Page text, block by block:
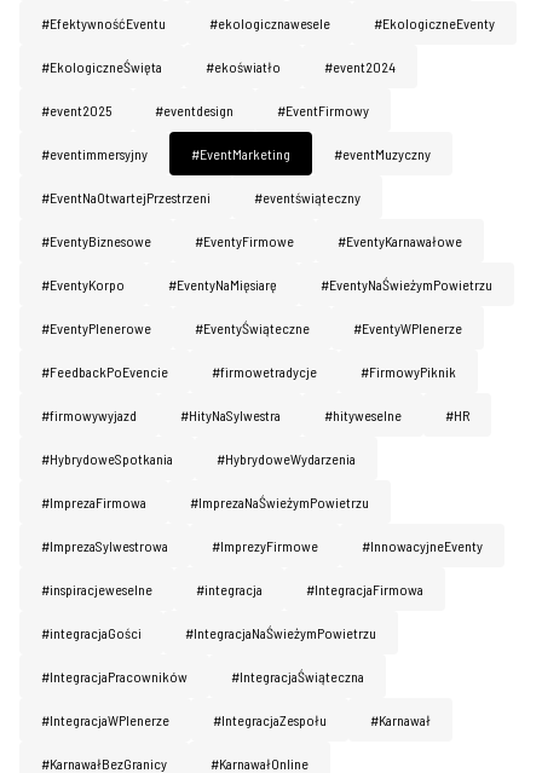
#EfektywnośćEventu #ekologicznawesele #EkologiczneEventy
#EkologiczneŚwięta #ekoświatło #event2024
#event2025 #eventdesign #EventFirmowy
#eventimmersyjny #EventMarketing #eventMuzyczny
#EventNaOtwartejPrzestrzeni #eventświąteczny
#EventyBiznesowe #EventyFirmowe #EventyKarnawałowe
#EventyKorpo #EventyNaMięsiarę #EventyNaŚwieżymPowietrzu
#EventyPlenerowe #EventyŚwiąteczne #EventyWPlenerze
#FeedbackPoEvencie #firmowetradycje #FirmowyPiknik
#firmowywyjazd #HityNaSylwestra #hityweselne #HR
#HybrydoweSpotkania #HybrydoweWydarzenia
#ImprezaFirmowa #ImprezaNaŚwieżymPowietrzu
#ImprezaSylwestrowa #ImprezyFirmowe #InnowacyjneEventy
#inspiracjeweselne #integracja #IntegracjaFirmowa
#integracjaGości #IntegracjaNaŚwieżymPowietrzu
#IntegracjaPracowników #IntegracjaŚwiąteczna
#IntegracjaWPlenerze #IntegracjaZespołu #Karnawał
#KarnawałBezGranicy #KarnawałOnline